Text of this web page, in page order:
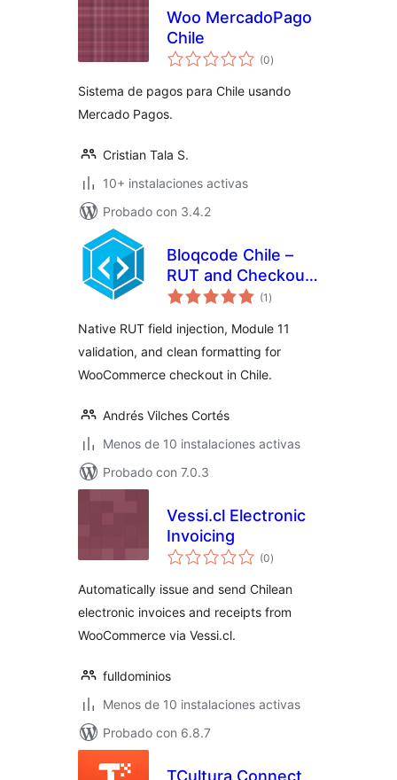
Woo MercadoPago
Chile
(0valoraciones
en
)
Sistema de pagos para Chile usando
Mercado Pagos.
Cristian Tala S.
10+ instalaciones activas
Probado con 3.4.2
Bloqcode Chile –
RUT and Checkout
Validation
(1 valoraciones
en
)
Native RUT field injection, Module 11
validation, and clean formatting for
WooCommerce checkout in Chile.
Andrés Vilches Cortés
Menos de 10 instalaciones activas
Probado con 7.0.3
Vessi.cl Electronic
Invoicing
(0valoraciones
en
)
Automatically issue and send Chilean
electronic invoices and receipts from
WooCommerce via Vessi.cl.
fulldominios
Menos de 10 instalaciones activas
Probado con 6.8.7
TCultura Connect